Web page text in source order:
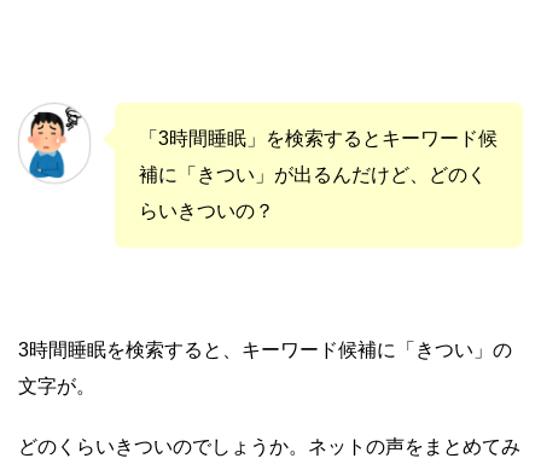
「3時間睡眠」を検索するとキーワード候
補に「きつい」が出るんだけど、どのく
らいきついの？
3時間睡眠を検索すると、キーワード候補に「きつい」の
文字が。
どのくらいきついのでしょうか。ネットの声をまとめてみ